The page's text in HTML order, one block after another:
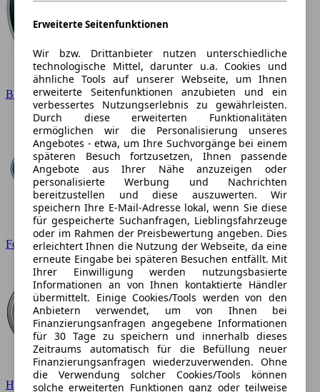
BMW
Ford
Hyundai
Erweiterte Seitenfunktionen
Wir bzw. Drittanbieter nutzen unterschiedliche
technologische Mittel, darunter u.a. Cookies und
ähnliche Tools auf unserer Webseite, um Ihnen
erweiterte Seitenfunktionen anzubieten und ein
verbessertes Nutzungserlebnis zu gewährleisten.
Durch diese erweiterten Funktionalitäten
ermöglichen wir die Personalisierung unseres
Angebotes - etwa, um Ihre Suchvorgänge bei einem
späteren Besuch fortzusetzen, Ihnen passende
Angebote aus Ihrer Nähe anzuzeigen oder
personalisierte Werbung und Nachrichten
bereitzustellen und diese auszuwerten. Wir
speichern Ihre E-Mail-Adresse lokal, wenn Sie diese
für gespeicherte Suchanfragen, Lieblingsfahrzeuge
oder im Rahmen der Preisbewertung angeben. Dies
erleichtert Ihnen die Nutzung der Webseite, da eine
erneute Eingabe bei späteren Besuchen entfällt. Mit
Ihrer Einwilligung werden nutzungsbasierte
Informationen an von Ihnen kontaktierte Händler
übermittelt. Einige Cookies/Tools werden von den
Anbietern verwendet, um von Ihnen bei
Finanzierungsanfragen angegebene Informationen
für 30 Tage zu speichern und innerhalb dieses
Zeitraums automatisch für die Befüllung neuer
Finanzierungsanfragen wiederzuverwenden. Ohne
die Verwendung solcher Cookies/Tools können
solche erweiterten Funktionen ganz oder teilweise